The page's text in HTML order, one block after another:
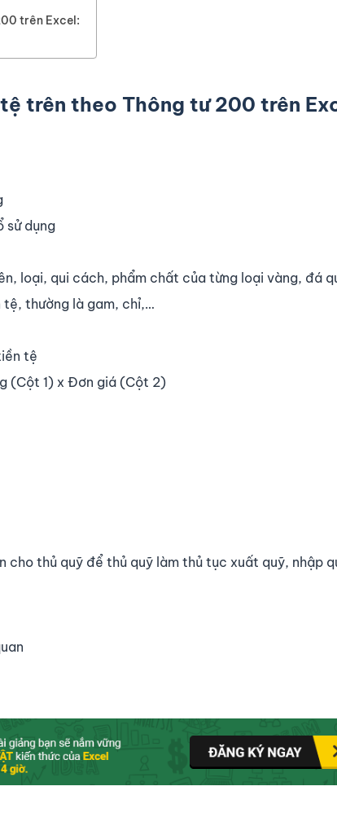
trên Excel:
trên theo Thông tư 200 trên
sử dụng
loại, qui cách, phẩm chất của từng loại vàng, đá
tệ, thường là gam, chỉ,…
tệ
(Cột 1) x Đơn giá (Cột 2)
cho thủ quỹ để thủ quỹ làm thủ tục xuất quỹ, nhập